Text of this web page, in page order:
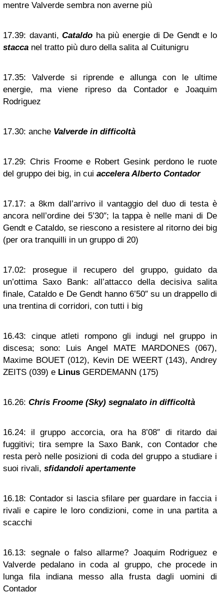
mentre Valverde sembra non averne più
17.39: davanti,Cataldo ha più energie di De Gendt e lo
stacca nel tratto più duro della salita al Cuitunigru
17.35: Valverde si riprende e allunga con le ultime
energie, ma viene ripreso da Contador e Joaquim
Rodriguez
17.30: anche Valverde in difficoltà
17.29: Chris Froome e Robert Gesink perdono le ruote
del gruppo dei big, in cui accelera Alberto Contador
17.17: a 8km dall’arrivo il vantaggio del duo di testa è
ancora nell’ordine dei 5’30″; la tappa è nelle mani di De
Gendt e Cataldo, se riescono a resistere al ritorno dei big
(per ora tranquilli in un gruppo di 20)
17.02: prosegue il recupero del gruppo, guidato da
un’ottima Saxo Bank: all’attacco della decisiva salita
finale, Cataldo e De Gendt hanno 6’50″ su un drappello di
una trentina di corridori, con tutti i big
16.43: cinque atleti rompono gli indugi nel gruppo in
discesa; sono: Luis Angel MATE MARDONES (067),
Maxime BOUET (012), Kevin DE WEERT (143), Andrey
ZEITS (039) e Linus GERDEMANN (175)
16.26: Chris Froome (Sky) segnalato in difficoltà
16.24: il gruppo accorcia, ora ha 8’08″ di ritardo dai
fuggitivi; tira sempre la Saxo Bank, con Contador che
resta però nelle posizioni di coda del gruppo a studiare i
suoi rivali, sfidandoli apertamente
16.18: Contador si lascia sfilare per guardare in faccia i
rivali e capire le loro condizioni, come in una partita a
scacchi
16.13: segnale o falso allarme? Joaquim Rodriguez e
Valverde pedalano in coda al gruppo, che procede in
lunga fila indiana messo alla frusta dagli uomini di
Contador